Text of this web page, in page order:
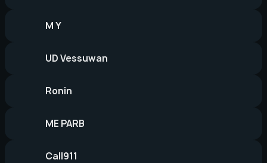
M Y
UD Vessuwan
Ronin
ME PARB
Call911